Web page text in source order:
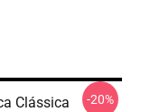
Clássica
-20%